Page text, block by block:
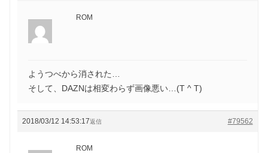
ROM
ようつべから消された…
そして、DAZNは相変わらず画像悪い…(T ^ T)
2018/03/12 14:53:17 #79562
返信
ROM